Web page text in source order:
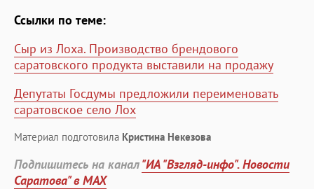
Ссылки по теме:
Сыр из Лоха. Производство брендового
саратовского продукта выставили на продажу
Депутаты Госдумы предложили переименовать
саратовское село Лох
Материал подготовила Кристина Некезова
Подпишитесь на канал"ИА "Взгляд-инфо". Новости
Саратова" в MAX